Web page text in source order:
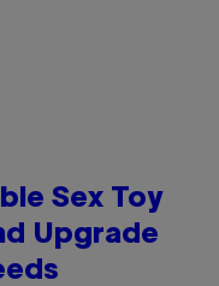
Sex Toy
Upgrade